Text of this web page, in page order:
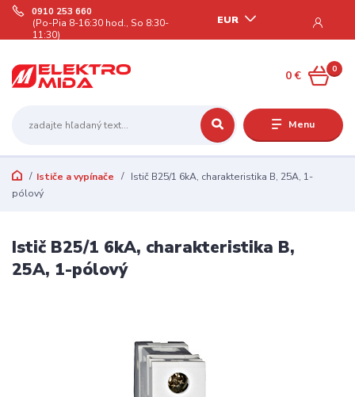
Menu
EUR
0910 253 660
(Po-Pia 8-16:30 hod., So 8:30-
11:30)
0
0 €
Ističe a vypínače
Istič B25/1 6kA, charakteristika B, 25A, 1-
pólový
Istič B25/1 6kA, charakteristika B,
25A, 1-pólový